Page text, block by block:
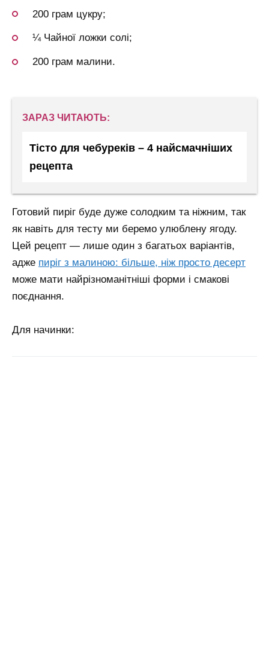
200 грам цукру;
¼ Чайної ложки солі;
200 грам малини.
ЗАРАЗ ЧИТАЮТЬ:
Тісто для чебуреків – 4 найсмачніших
рецепта
Готовий пиріг буде дуже солодким та ніжним, так
як навіть для тесту ми беремо улюблену ягоду.
Цей рецепт — лише один з багатьох варіантів,
адже пиріг з малиною: більше, ніж просто десерт
може мати найрізноманітніші форми і смакові
поєднання.
Для начинки: